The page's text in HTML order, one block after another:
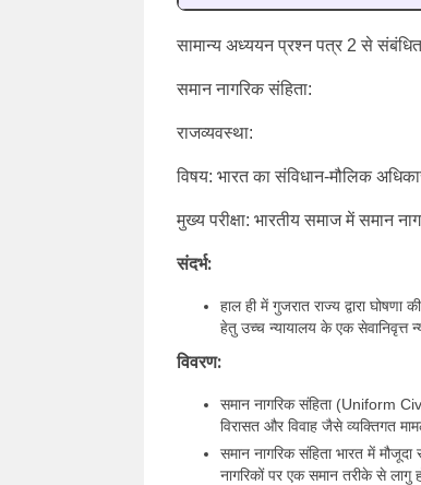
सामान्य अध्ययन प्रश्न पत्र 2 से
समान नागरिक संहिता:
राजव्यवस्था:
विषय: भारत का संविधान-मौलिक
मुख्य परीक्षा: भारतीय समाज में समान
संदर्भ:
हाल ही में गुजरात राज्य द्वारा
हेतु उच्च न्यायालय के एक सेवानिवृत्त
विवरण:
समान नागरिक संहिता (Uniform
विरासत और विवाह जैसे व्यक्तिगत
समान नागरिक संहिता भारत में
नागरिकों पर एक समान तरीके से लागु